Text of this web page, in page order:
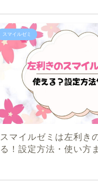
スマイルゼミ
スマイルゼミは左利き
る！設定方法・使い方